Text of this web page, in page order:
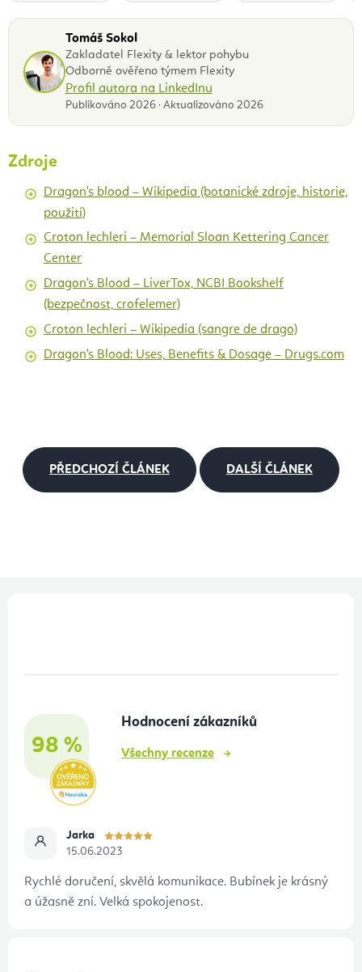
Tomáš Sokol
Zakladatel Flexity & lektor pohybu
Odborně ověřeno týmem Flexity
Profil autora na LinkedInu
Publikováno 2026 · Aktualizováno 2026
Zdroje
Dragon's blood – Wikipedia (botanické zdroje, historie,
použití)
Croton lechleri – Memorial Sloan Kettering Cancer
Center
Dragon's Blood – LiverTox, NCBI Bookshelf
(bezpečnost, crofelemer)
Croton lechleri – Wikipedia (sangre de drago)
Dragon's Blood: Uses, Benefits & Dosage – Drugs.com
PŘEDCHOZÍ ČLÁNEK DALŠÍ ČLÁNEK
98 %
Hodnocení zákazníků
Všechny recenze
Jarka
15.06.2023
Rychlé doručení, skvělá komunikace. Bubínek je krásný
a úžasně zní. Velká spokojenost.